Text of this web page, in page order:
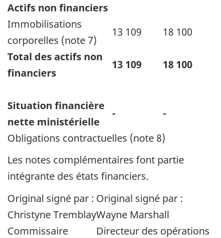
Actifs non financiers
Immobilisations
corporelles (note 7)
13 109
18 100
Total des actifs non
financiers
13 109 18 100
Situation financière
nette ministérielle
-
-
Obligations contractuelles (note 8)
Les notes complémentaires font partie
intégrante des états financiers.
Original signé par :
Christyne Tremblay
Commissaire
Original signé par :
Wayne Marshall
Directeur des opérations